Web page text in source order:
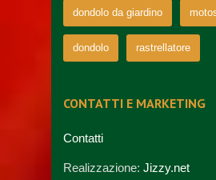
dondolo da giardino
dondolo rastrellatore
CONTATTI E MARKETING
Contatti
Realizzazione: Jizzy.net